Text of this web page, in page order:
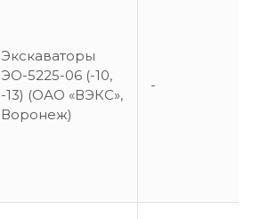
Экскаваторы
ЭО-5225-06 (-10,
-13) (ОАО «ВЭКС»,
Воронеж)
-